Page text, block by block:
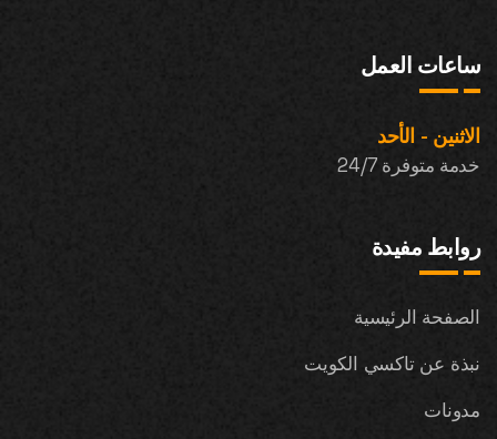
ساعات العمل
الاثنين - الأحد
خدمة متوفرة 24/7
روابط مفيدة
الصفحة الرئيسية
نبذة عن تاكسي الكويت
مدونات